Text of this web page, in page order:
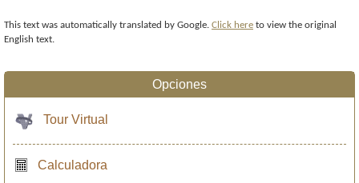
This text was automatically translated by Google. Click here to view the original
English text.
Opciones
Tour Virtual
Calculadora